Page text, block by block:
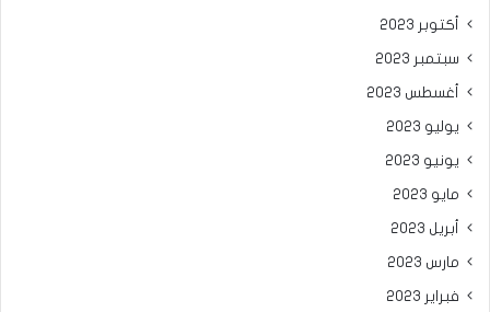
أكتوبر 2023
سبتمبر 2023
أغسطس 2023
يوليو 2023
يونيو 2023
مايو 2023
أبريل 2023
مارس 2023
فبراير 2023